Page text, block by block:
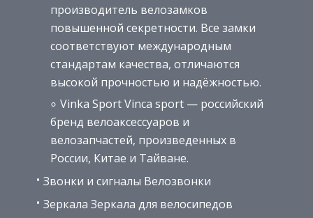
производитель велозамков
повышенной секретности. Все замки
соответствуют международным
стандартам качества, отличаются
высокой прочностью и надёжностью.
Vinka Sport Vinca sport — российский
бренд велоаксессуаров и
велозапчастей, произведенных в
России, Китае и Тайване.
Звонки и сигналы Велозвонки
Зеркала Зеркала для велосипедов